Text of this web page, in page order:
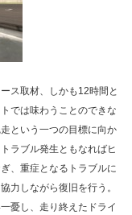
ス取材、しかも12時間と
では味わうことのできな
という一つの目標に向か
ラブル発生ともなればヒ
、重症となるトラブルに
力しながら復旧を行う。
憂し、走り終えたドライ